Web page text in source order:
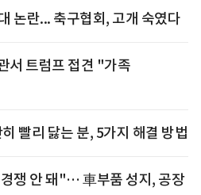
논란... 축구협회, 고개 숙였다
서 트럼프 접견 "가족
빨리 닳는 분, 5가지 해결 방법
쟁 안 돼"… 車부품 성지, 공장